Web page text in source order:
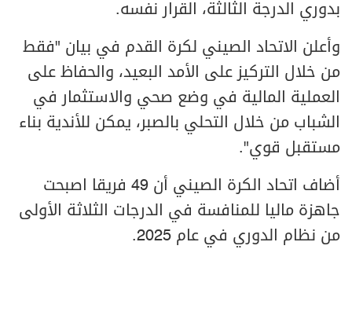
بدوري الدرجة الثالثة، القرار نفسه.
وأعلن الاتحاد الصيني لكرة القدم في بيان "فقط
من خلال التركيز على الأمد البعيد، والحفاظ على
العملية المالية في وضع صحي والاستثمار في
الشباب من خلال التحلي بالصبر، يمكن للأندية بناء
مستقبل قوي".
أضاف اتحاد الكرة الصيني أن 49 فريقا اصبحت
جاهزة ماليا للمنافسة في الدرجات الثلاثة الأولى
من نظام الدوري في عام 2025.